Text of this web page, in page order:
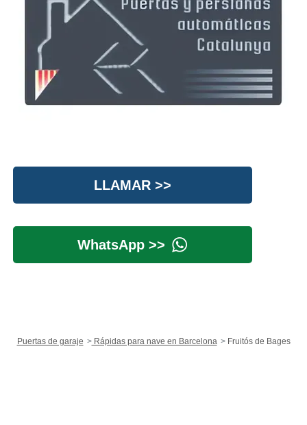
LLAMAR >>
WhatsApp >>
Puertas de garaje Rápidas para nave en Barcelona Fruitós de Bages